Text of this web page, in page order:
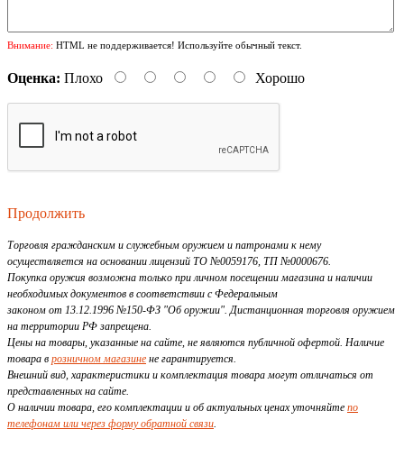
Внимание: HTML не поддерживается! Используйте обычный текст.
Оценка: Плохо Хорошо
Продолжить
Торговля гражданским и служебным оружием и патронами к нему
осуществляется на основании лицензий ТО №0059176, ТП №0000676.
Покупка оружия возможна только при личном посещении магазина и наличии
необходимых документов в соответствии с Федеральным
законом от 13.12.1996 №150-ФЗ "Об оружии". Дистанционная торговля оружием
на территории РФ запрещена.
Цены на товары, указанные на сайте, не являются публичной офертой. Наличие
товара в розничном магазине не гарантируется.
Внешний вид, характеристики и комплектация товара могут отличаться от
представленных на сайте.
О наличии товара, его комплектации и об актуальных ценах уточняйте по
телефонам или через форму обратной связи.